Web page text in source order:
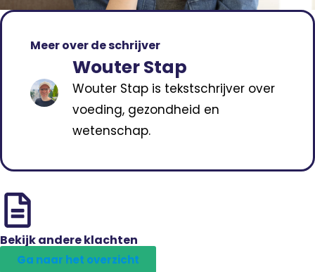
Meer over de schrijver
Wouter Stap
Wouter Stap is tekstschrijver over
voeding, gezondheid en
wetenschap.
Bekijk andere klachten
Ga naar het overzicht